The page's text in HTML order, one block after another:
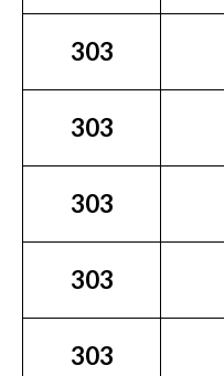
303
303
303
303
303